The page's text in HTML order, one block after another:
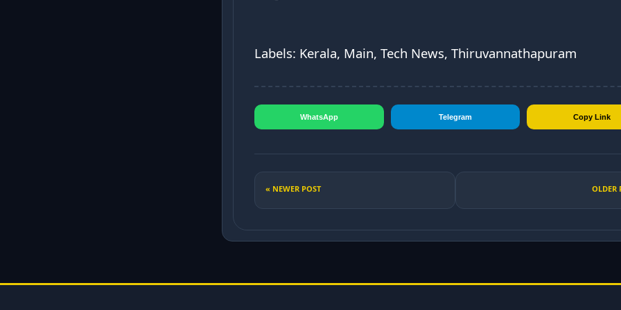
Labels: Kerala, Main, Tech News, Thiruvannathapuram
WhatsApp Telegram Copy Link
« NEWER POST OLDER